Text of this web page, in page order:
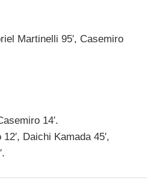
Martinelli 95′, Casemiro
14′.
Daichi Kamada 45′,